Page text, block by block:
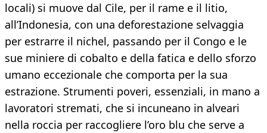
locali) si muove dal Cile, per il rame e il litio,
all’Indonesia, con una deforestazione selvaggia
per estrarre il nichel, passando per il Congo e le
sue miniere di cobalto e della fatica e dello sforzo
umano eccezionale che comporta per la sua
estrazione. Strumenti poveri, essenziali, in mano a
lavoratori stremati, che si incuneano in alveari
nella roccia per raccogliere l’oro blu che serve a